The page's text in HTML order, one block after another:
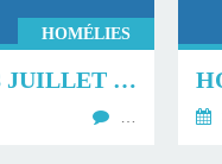
HOMÉLIES
HOMÉLIE DU 18 JUILLET 2021.